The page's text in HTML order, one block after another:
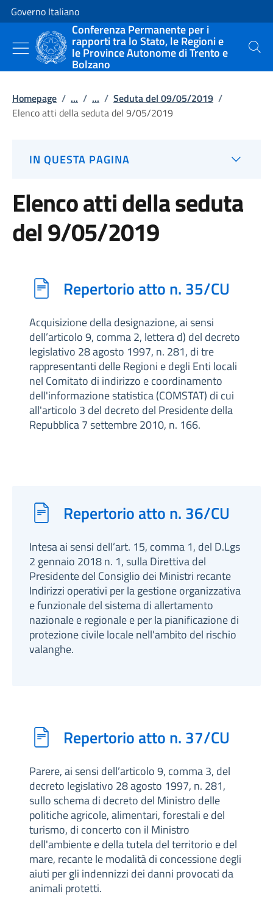
Vai al contenuto
Vai alla navigazione del sito
Governo Italiano
Conferenza Permanente per i
rapporti tra lo Stato, le Regioni e
le Province Autonome di Trento e
Bolzano
Cerca
Homepage / ... / ... / Seduta del 09/05/2019 /
Elenco atti della seduta del 9/05/2019
IN QUESTA PAGINA
Elenco atti della seduta
del 9/05/2019
Repertorio atto n. 35/CU
Acquisizione della designazione, ai sensi
dell’articolo 9, comma 2, lettera d) del decreto
legislativo 28 agosto 1997, n. 281, di tre
rappresentanti delle Regioni e degli Enti locali
nel Comitato di indirizzo e coordinamento
dell'informazione statistica (COMSTAT) di cui
all'articolo 3 del decreto del Presidente della
Repubblica 7 settembre 2010, n. 166.
Repertorio atto n. 36/CU
Intesa ai sensi dell’art. 15, comma 1, del D.Lgs
2 gennaio 2018 n. 1, sulla Direttiva del
Presidente del Consiglio dei Ministri recante
Indirizzi operativi per la gestione organizzativa
e funzionale del sistema di allertamento
nazionale e regionale e per la pianificazione di
protezione civile locale nell'ambito del rischio
valanghe.
Repertorio atto n. 37/CU
Parere, ai sensi dell’articolo 9, comma 3, del
decreto legislativo 28 agosto 1997, n. 281,
sullo schema di decreto del Ministro delle
politiche agricole, alimentari, forestali e del
turismo, di concerto con il Ministro
dell'ambiente e della tutela del territorio e del
mare, recante le modalità di concessione degli
aiuti per gli indennizzi dei danni provocati da
animali protetti.